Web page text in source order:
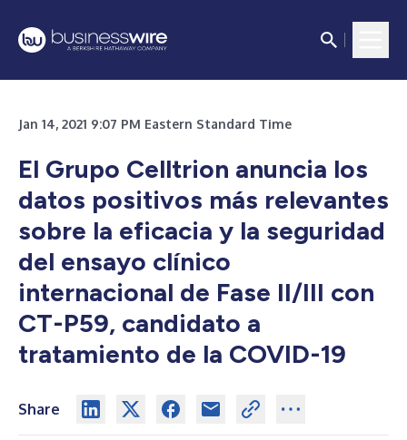
Jan 14, 2021 9:07 PM Eastern Standard Time
El Grupo Celltrion anuncia los
datos positivos más relevantes
sobre la eficacia y la seguridad
del ensayo clínico
internacional de Fase II/III con
CT-P59, candidato a
tratamiento de la COVID-19
Share